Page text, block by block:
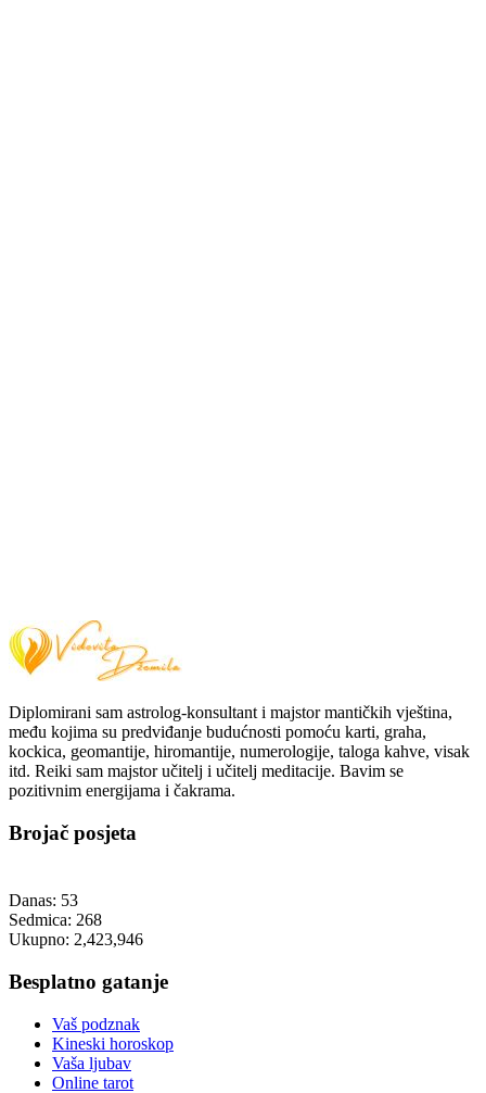
Diplomirani sam astrolog-konsultant i majstor mantičkih vještina,
među kojima su predviđanje budućnosti pomoću karti, graha,
kockica, geomantije, hiromantije, numerologije, taloga kahve, visak
itd. Reiki sam majstor učitelj i učitelj meditacije. Bavim se
pozitivnim energijama i čakrama.
Brojač posjeta
Danas: 53
Sedmica: 268
Ukupno: 2,423,946
Besplatno gatanje
Vaš podznak
Kineski horoskop
Vaša ljubav
Online tarot